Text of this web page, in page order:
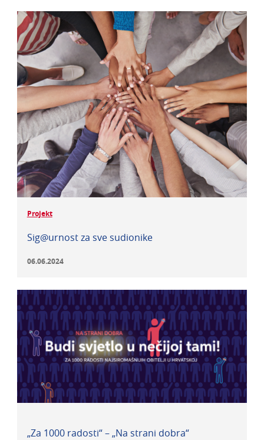
Projekt
Sig@urnost za sve sudionike
06.06.2024
„Za 1000 radosti“ – „Na strani dobra“